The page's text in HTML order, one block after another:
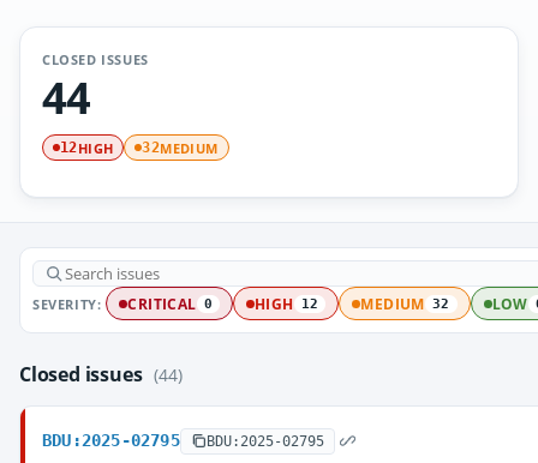
CLOSED ISSUES
44
12HIGH 32MEDIUM
SEVERITY: CRITICAL 0 HIGH 12 MEDIUM 32 LOW
Closed issues (44)
BDU:2025-02795 BDU:2025-02795